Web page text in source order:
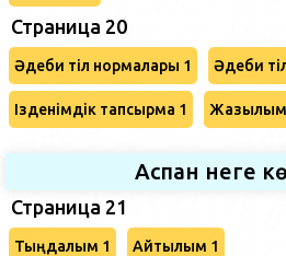
Страница 20
Әдеби тіл нормалары 1 Әдеби
Ізденімдік тапсырма 1 Жазылым
Аспан неге
Страница 21
Тыңдалым 1 Айтылым 1